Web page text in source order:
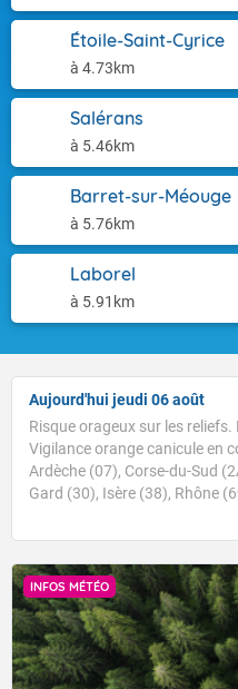
Étoile-Saint-Cyrice
à 4.73km
Salérans
à 5.46km
Barret-sur-Méouge
à 5.76km
Laborel
à 5.91km
Aujourd'hui jeudi 06 août
Risque orageux sur les
Vigilance orange canicule en
Ardèche (07), Corse-du-Sud
Gard (30), Isère (38), Rhône
INFOS MÉTÉO